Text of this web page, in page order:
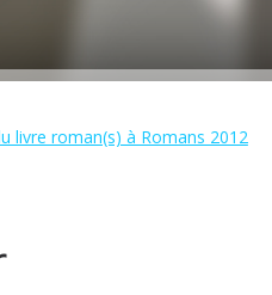
livre roman(s) à Romans 2012